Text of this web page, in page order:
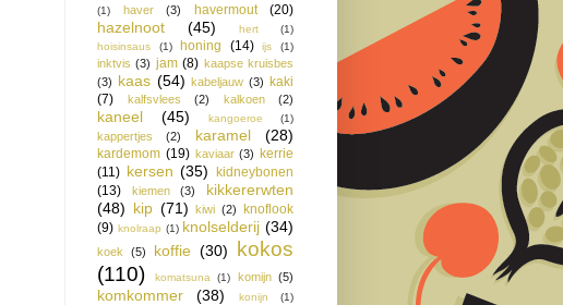
(1)
haver (3) havermout (20)
hazelnoot (45) hert
(1)
hoisinsaus
(1) honing (14) ijs (1)
inktvis (3) jam (8) kaapse kruisbes
(3) kaas (54) kabeljauw (3) kaki
(7)
kalfsvlees (2) kalkoen (2)
kaneel (45) kangoeroe (1)
kappertjes (2) karamel (28)
kardemom (19) kaviaar (3) kerrie
(11) kersen (35) kidneybonen
(13)
kiemen (3)
kikkererwten
(48) kip (71) kiwi (2) knoflook
(9) knolraap (1) knolselderij (34)
koek (5) koffie (30)
kokos
(110)
komatsuna (1) komijn (5)
komkommer (38) konijn
(1)